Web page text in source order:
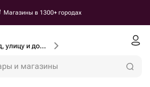
Магазины в 1300+ городах
Введите город, улицу и дом доставки
и магазины